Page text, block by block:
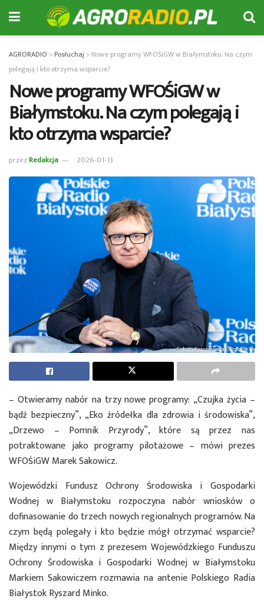
AGRORADIO >Posłuchaj > Nowe programy WFOŚiGW w Białymstoku. Na czym
polegają i kto otrzyma wsparcie?
Nowe programy WFOŚiGW w
Białymstoku. Na czym polegają i
kto otrzyma wsparcie?
przezRedakcja 2026-01-13
– Otwieramy nabór na trzy nowe programy: „Czujka życia –
bądź bezpieczny”, „Eko źródełka dla zdrowia i środowiska”,
„Drzewo – Pomnik Przyrody”, które są przez nas
potraktowane jako programy pilotażowe – mówi prezes
WFOŚiGW Marek Sakowicz.
Wojewódzki Fundusz Ochrony Środowiska i Gospodarki
Wodnej w Białymstoku rozpoczyna nabór wniosków o
dofinasowanie do trzech nowych regionalnych programów. Na
czym będą polegały i kto będzie mógł otrzymać wsparcie?
Między innymi o tym z prezesem Wojewódzkiego Funduszu
Ochrony Środowiska i Gospodarki Wodnej w Białymstoku
Markiem Sakowiczem rozmawia na antenie Polskiego Radia
Białystok Ryszard Minko.